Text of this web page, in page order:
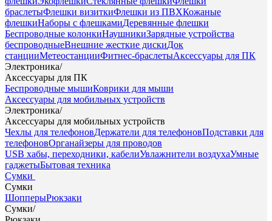
браслетыФлешки визиткиФлешки из ПВХКожаные
флешкиНаборы с флешкамиДеревянные флешки
Беспроводные колонкиНаушникиЗарядные устройства
беспроводныеВнешние жесткие дискиДок
станцииМетеостанцииФитнес-браслетыАксессуары для ПК
Электроника/
Аксессуары для ПК
Беспроводные мышиКоврики для мыши
Аксессуары для мобильных устройств
Электроника/
Аксессуары для мобильных устройств
Чехлы для телефоновДержатели для телефоновПодставки для
телефоновОрганайзеры для проводов
USB хабы, переходники, кабелиУвлажнители воздухаУмные
гаджетыБытовая техника
Сумки
Сумки
ШопперыРюкзаки
Сумки/